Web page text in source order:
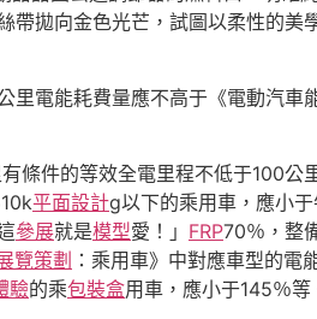
帶拋向金色光芒，試圖以柔性的美
電能耗費量應不高于《電動汽車
條件的等效全電里程不低于100公
平面設計g以下的乘用車，應小
參展就是模型愛！」 FRP70％，整
覽策劃 ：乘用車》中對應車型的電
驗的乘包裝盒用車，應小于145％等